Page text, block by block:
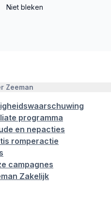
Niet bleken
Zeeman
programma
en nepacties
romperactie
campagnes
Zakelijk